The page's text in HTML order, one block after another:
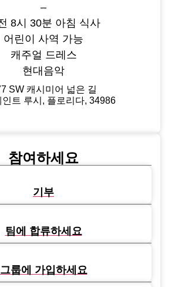
–
8시 30분 아침 식사
어린이 사역 가능
캐주얼 드레스
현대음악
SW 캐시미어 넓은 길
인트 루시, 플로리다, 34986
참여하세요
기부
팀에 합류하세요
그룹에 가입하세요